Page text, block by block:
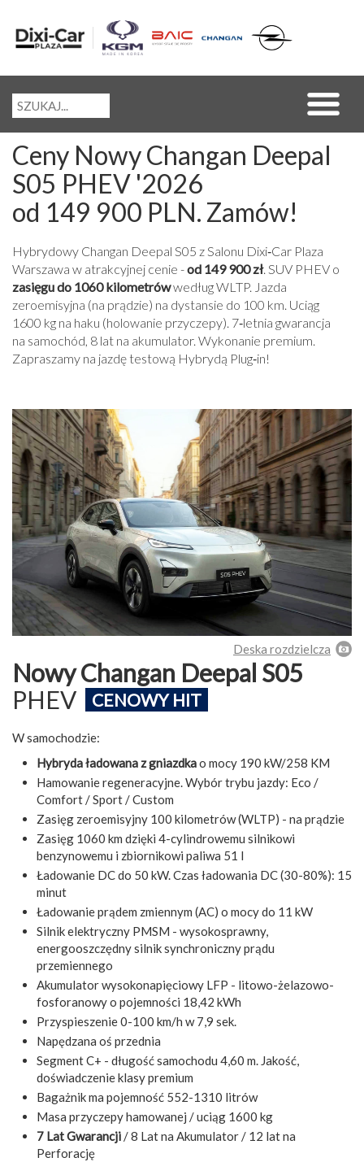
Ceny Nowy Changan Deepal
S05 PHEV '2026
od 149 900 PLN. Zamów!
Hybrydowy Changan Deepal S05 z Salonu Dixi‑Car Plaza
Warszawa w atrakcyjnej cenie -od 149 900 zł. SUV PHEV o
zasięgu do 1060 kilometrówwedług WLTP. Jazda
zeroemisyjna (na prądzie) na dystansie do 100 km. Uciąg
1600 kg na haku (holowanie przyczepy). 7‑letnia gwarancja
na samochód, 8 lat na akumulator. Wykonanie premium.
Zapraszamy na jazdę testową Hybrydą Plug‑in!
Deska rozdzielcza
Nowy Changan Deepal S05
PHEV
CENOWY HIT
W samochodzie:
Hybryda ładowana z gniazdkao mocy 190 kW/258 KM
Hamowanie regeneracyjne. Wybór trybu jazdy: Eco /
Comfort / Sport / Custom
Zasięg zeroemisyjny 100 kilometrów (WLTP) - na prądzie
Zasięg 1060 km dzięki 4-cylindrowemu silnikowi
benzynowemu i zbiornikowi paliwa 51 l
Ładowanie DC do 50 kW. Czas ładowania DC (30-80%): 15
minut
Ładowanie prądem zmiennym (AC) o mocy do 11 kW
Silnik elektryczny PMSM - wysokosprawny,
energooszczędny silnik synchroniczny prądu
przemiennego
Akumulator wysokonapięciowy LFP - litowo-żelazowo-
fosforanowy o pojemności 18,42 kWh
Przyspieszenie 0-100 km/h w 7,9 sek.
Napędzana oś przednia
Segment C+ - długość samochodu 4,60 m. Jakość,
doświadczenie klasy premium
Bagażnik ma pojemność 552-1310 litrów
Masa przyczepy hamowanej / uciąg 1600 kg
7 Lat Gwarancji/ 8 Lat na Akumulator / 12 lat na
Perforację